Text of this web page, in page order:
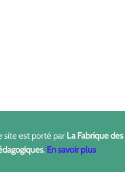
site est porté par La Fabrique
. En savoir plus